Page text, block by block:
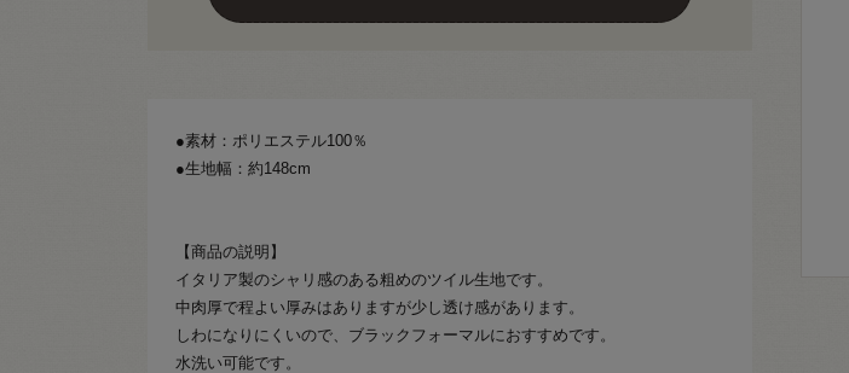
●素材：ポリエステル100％
●生地幅：約148cm
【商品の説明】
イタリア製のシャリ感のある粗めのツイル生地です。
中肉厚で程よい厚みはありますが少し透け感があります。
しわになりにくいので、ブラックフォーマルにおすすめです。
水洗い可能です。